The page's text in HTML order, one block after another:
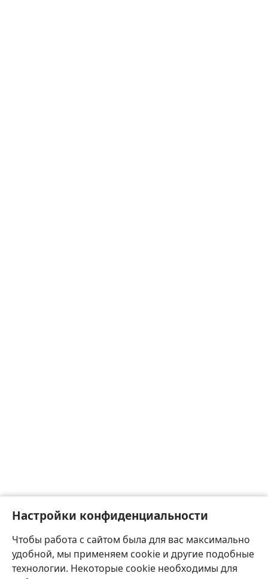
Настройки конфиденциальности
Чтобы работа с сайтом была для вас максимально
удобной, мы применяем cookie и другие подобные
технологии. Некоторые cookie необходимы для